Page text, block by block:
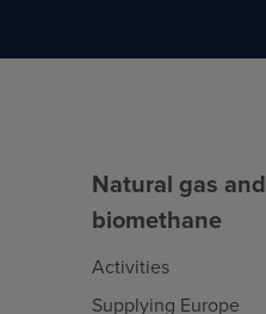
Natural gas and
biomethane
Activities
Supplying Europe